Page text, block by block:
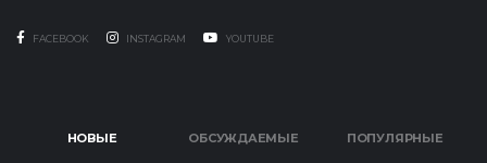
FACEBOOK INSTAGRAM YOUTUBE
НОВЫЕ ОБСУЖДАЕМЫЕ ПОПУЛЯРНЫЕ